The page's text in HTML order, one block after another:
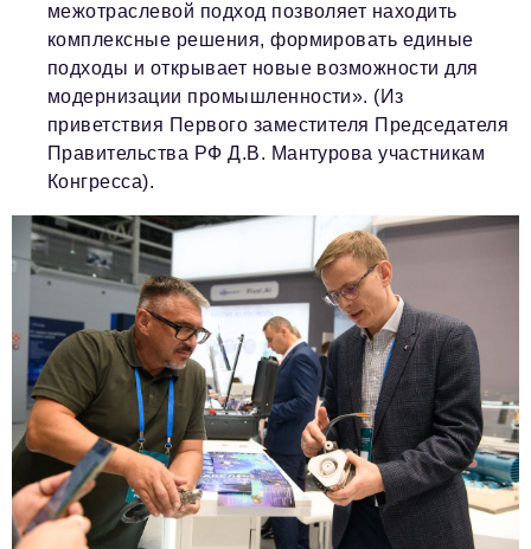
межотраслевой подход позволяет находить
комплексные решения, формировать единые
подходы и открывает новые возможности для
модернизации промышленности». (Из
приветствия Первого заместителя Председателя
Правительства РФ Д.В. Мантурова участникам
Конгресса).